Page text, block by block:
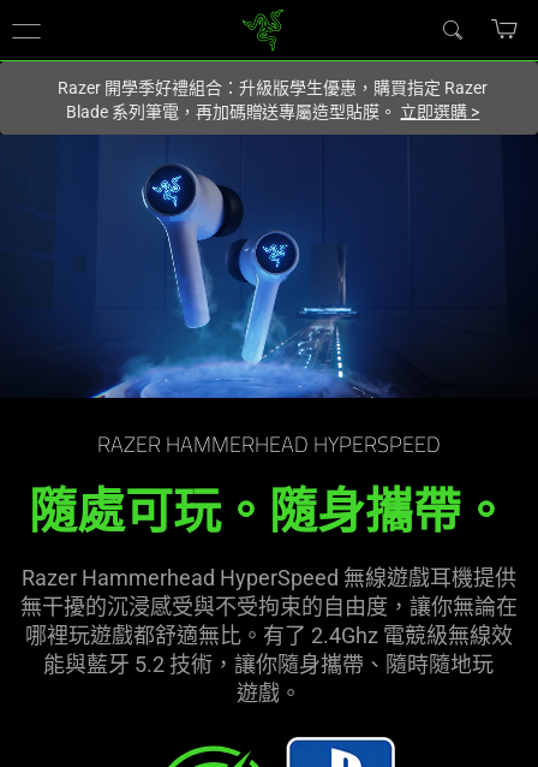
的網站.
Razer 開學季好禮組合：升級版學生優惠，購買指定 Razer
Blade 系列筆電，再加碼贈送專屬造型貼膜。 立即選購 >
線
戲
耳
機
RAZER HAMMERHEAD HYPERSPEED
隨處可玩。隨身攜帶。
Razer Hammerhead HyperSpeed 無線遊戲耳機提供
無干擾的沉浸感受與不受拘束的自由度，讓你無論在
哪裡玩遊戲都舒適無比。有了 2.4Ghz 電競級無線效
能與藍牙 5.2 技術，讓你隨身攜帶、隨時隨地玩
遊戲。